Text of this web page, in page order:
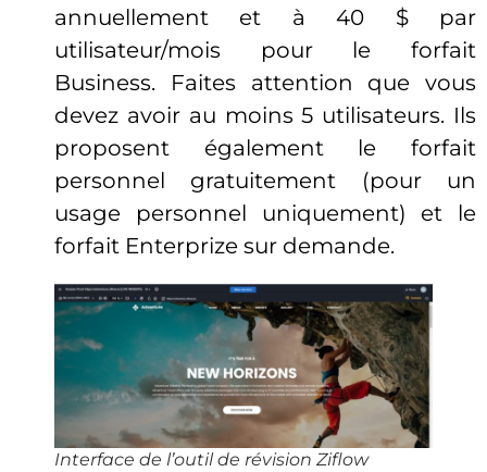
annuellement et à 40 $ par
utilisateur/mois pour le forfait
Business. Faites attention que vous
devez avoir au moins 5 utilisateurs. Ils
proposent également le forfait
personnel gratuitement (pour un
usage personnel uniquement) et le
forfait Enterprize sur demande.
Interface de l’outil de révision Ziflow